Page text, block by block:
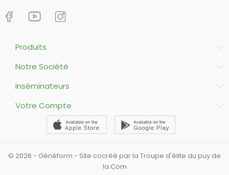
Produits
Notre Société
Inséminateurs
Votre Compte
© 2026 - Généform - Site cocréé par la Troupe d'élite du puy de
la Com